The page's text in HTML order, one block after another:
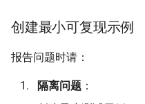
创建最小可复现示例
报告问题时请：
隔离问题 ：